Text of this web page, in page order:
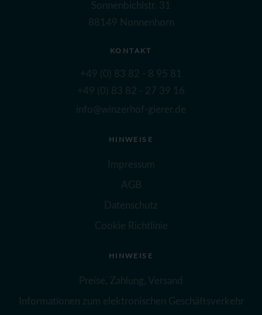
Sonnenbichlstr. 31
88149 Nonnenhorn
KONTAKT
+49 (0) 83 82 - 8 95 81
+49 (0) 83 82 - 27 39 16
info@winzerhof-gierer.de
HINWEISE
Impressum
AGB
Datenschutz
Cookie Richtlinie
HINWEISE
Preise, Zahlung, Versand
Informationen zum elektronischen Geschäftsverkehr